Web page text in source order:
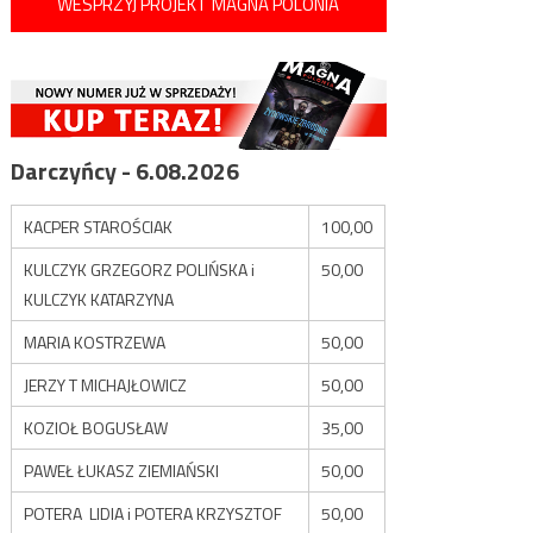
Darczyńcy - 6.08.2026
KACPER STAROŚCIAK
100,00
KULCZYK GRZEGORZ POLIŃSKA i
KULCZYK KATARZYNA
50,00
MARIA KOSTRZEWA
50,00
JERZY T MICHAJŁOWICZ
50,00
KOZIOŁ BOGUSŁAW
35,00
PAWEŁ ŁUKASZ ZIEMIAŃSKI
50,00
POTERA LIDIA i POTERA KRZYSZTOF
50,00